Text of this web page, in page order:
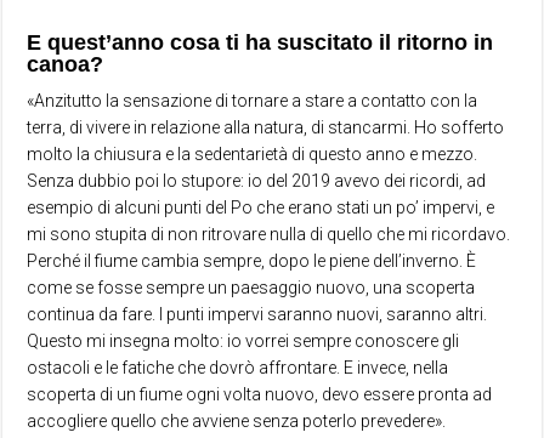
E quest’anno cosa ti ha suscitato il ritorno in
canoa?
«Anzitutto la sensazione di tornare a stare a contatto con la
terra, di vivere in relazione alla natura, di stancarmi. Ho sofferto
molto la chiusura e la sedentarietà di questo anno e mezzo.
Senza dubbio poi lo stupore: io del 2019 avevo dei ricordi, ad
esempio di alcuni punti del Po che erano stati un po’ impervi, e
mi sono stupita di non ritrovare nulla di quello che mi ricordavo.
Perché il fiume cambia sempre, dopo le piene dell’inverno. È
come se fosse sempre un paesaggio nuovo, una scoperta
continua da fare. I punti impervi saranno nuovi, saranno altri.
Questo mi insegna molto: io vorrei sempre conoscere gli
ostacoli e le fatiche che dovrò affrontare. E invece, nella
scoperta di un fiume ogni volta nuovo, devo essere pronta ad
accogliere quello che avviene senza poterlo prevedere».